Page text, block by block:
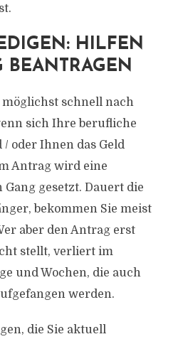
HILFEN
BEANTRAGEN
schnell nach
sich Ihre berufliche
oder Ihnen das Geld
Antrag wird eine
gesetzt. Dauert die
bekommen Sie meist
aber den Antrag erst
stellt, verliert im
und Wochen, die auch
werden.
die Sie aktuell